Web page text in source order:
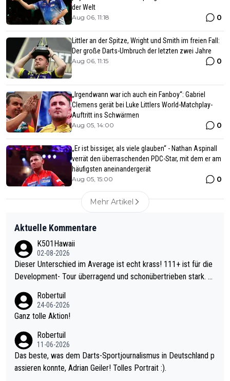
der Welt
Aug 06, 11:18 0
Littler an der Spitze, Wright und Smith im freien Fall:
Der große Darts-Umbruch der letzten zwei Jahre
Aug 06, 11:15 0
„Irgendwann war ich auch ein Fanboy“: Gabriel
Clemens gerät bei Luke Littlers World-Matchplay-
Auftritt ins Schwärmen
Aug 05, 14:00 0
„Er ist bissiger, als viele glauben“ - Nathan Aspinall
verrät den überraschenden PDC-Star, mit dem er am
häufigsten aneinandergerät
Aug 05, 15:00 0
Mehr Artikel
Aktuelle Kommentare
K501Hawaii
02-08-2026
Dieser Unterschied im Average ist echt krass! 111+ ist für die
Development- Tour überragend und schonübertrieben stark. U
mal 40+ erst recht. Da gewinnst keinen Blumentopf - ist ja noc
h krasser wie ein Pokalspiel eines Kreisligisten vs einem Bund
Robertuil
24-06-2026
Ganz tolle Aktion!
Robertuil
11-06-2026
Das beste, was dem Darts-Sportjournalismus in Deutschland p
assieren konnte, Adrian Geiler! Tolles Portrait :).